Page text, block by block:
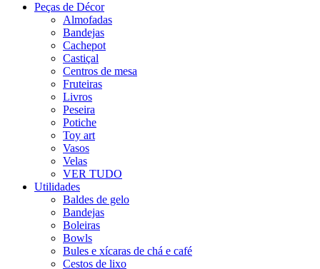
Peças de Décor
Almofadas
Bandejas
Cachepot
Castiçal
Centros de mesa
Fruteiras
Livros
Peseira
Potiche
Toy art
Vasos
Velas
VER TUDO
Utilidades
Baldes de gelo
Bandejas
Boleiras
Bowls
Bules e xícaras de chá e café
Cestos de lixo